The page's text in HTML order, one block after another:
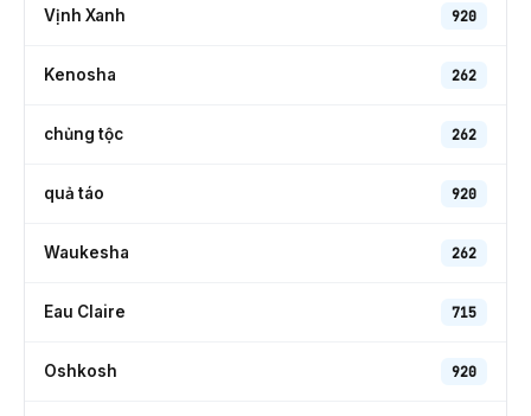
Vịnh Xanh 920
Kenosha 262
chủng tộc 262
quả táo 920
Waukesha 262
Eau Claire 715
Oshkosh 920